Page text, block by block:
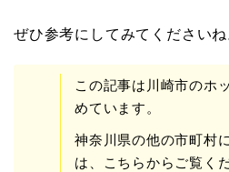
ぜひ参考にしてみてくださいね
この記事は川崎市のホ
めています。
神奈川県の他の市町村
は、こちらからご覧く